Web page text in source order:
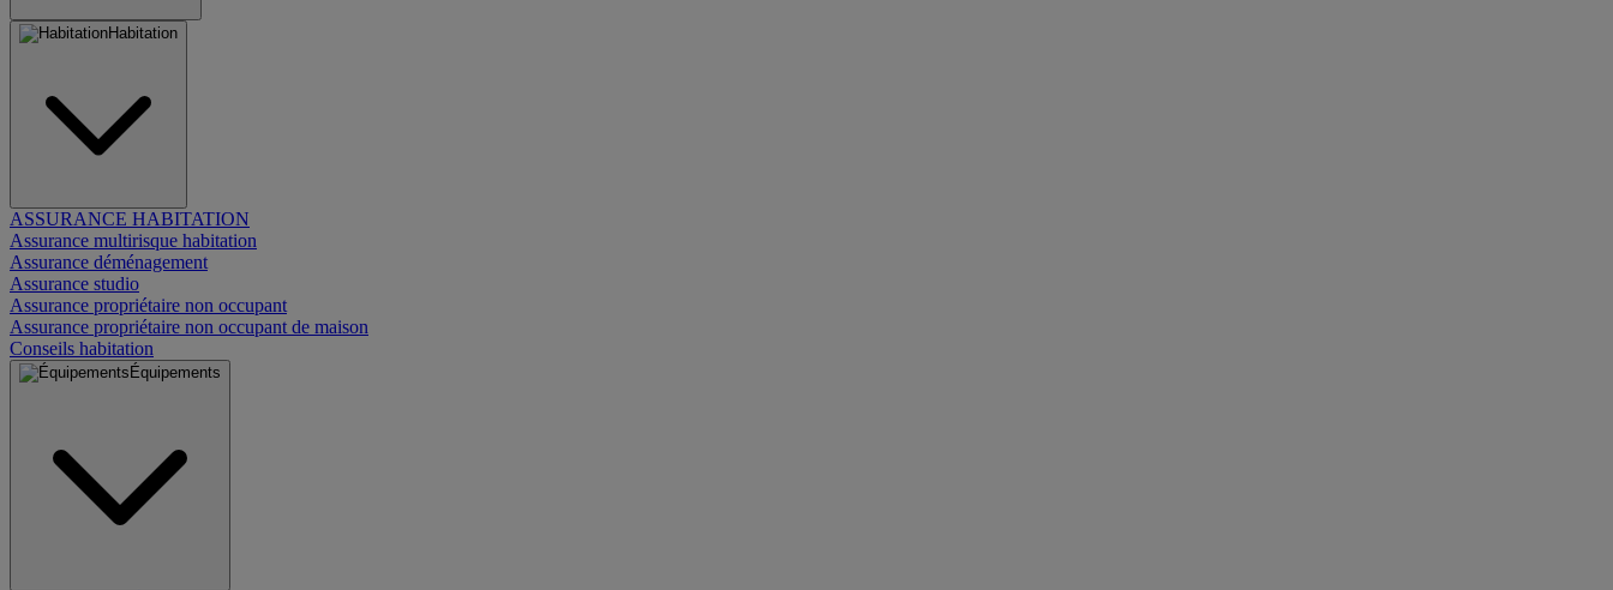
Habitation
ASSURANCE HABITATION
Assurance multirisque habitation
Assurance déménagement
Assurance studio
Assurance propriétaire non occupant
Assurance propriétaire non occupant de maison
Conseils habitation
Équipements